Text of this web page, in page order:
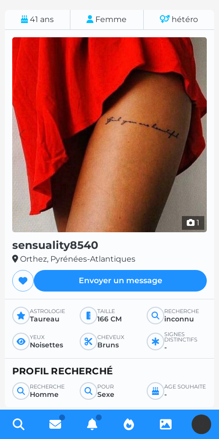
41 ans Femme hétéro
1
sensuality8540
Orthez, Pyrénées-Atlantiques
Envoyer un message
ASTROLOGIE
Taureau
TAILLE
166 CM
RECHERCHE
inconnu
YEUX
Noisettes
CHEVEUX
Bruns
SIGNES
DISTINCTIFS
-
PROFIL RECHERCHÉ
RECHERCHE
Homme
POUR
Sexe
ÂGE SOUHAITÉ
-
Inscrivez-vous gratuitement pour accéder à des